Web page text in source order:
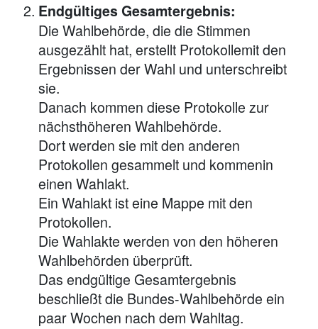
Endgültiges Gesamtergebnis:
Die Wahlbehörde, die die Stimmen
ausgezählt hat, erstellt Protokollemit den
Ergebnissen der Wahl und unterschreibt
sie.
Danach kommen diese Protokolle zur
nächsthöheren Wahlbehörde.
Dort werden sie mit den anderen
Protokollen gesammelt und kommenin
einen Wahlakt.
Ein Wahlakt ist eine Mappe mit den
Protokollen.
Die Wahlakte werden von den höheren
Wahlbehörden überprüft.
Das endgültige Gesamtergebnis
beschließt die Bundes-Wahlbehörde ein
paar Wochen nach dem Wahltag.